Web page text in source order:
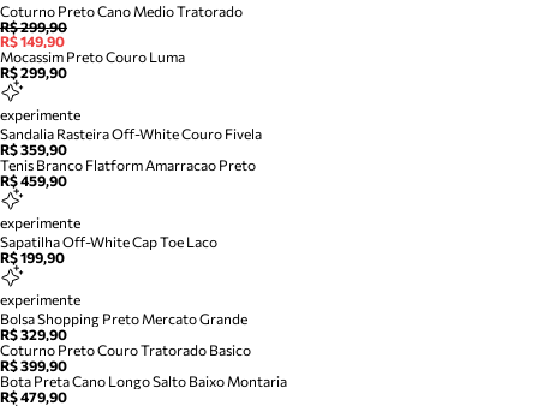
Coturno Preto Cano Medio Tratorado
R$ 299,90
R$ 149,90
Mocassim Preto Couro Luma
R$ 299,90
experimente
Sandalia Rasteira Off-White Couro Fivela
R$ 359,90
Tenis Branco Flatform Amarracao Preto
R$ 459,90
experimente
Sapatilha Off-White Cap Toe Laco
R$ 199,90
experimente
Bolsa Shopping Preto Mercato Grande
R$ 329,90
Coturno Preto Couro Tratorado Basico
R$ 399,90
Bota Preta Cano Longo Salto Baixo Montaria
R$ 479,90